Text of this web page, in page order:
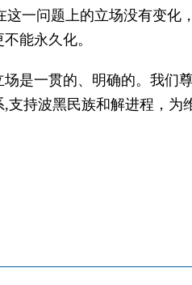
这一问题上的立场没有变
能永久化。
是一贯的、明确的。我们
支持波黑民族和解进程，